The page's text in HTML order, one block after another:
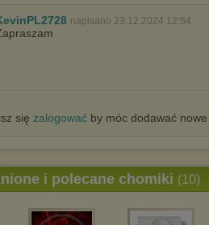
napisano 23.12.2024 12:54
się zalogowaćby móc dodawać
i polecane chomiki (10)